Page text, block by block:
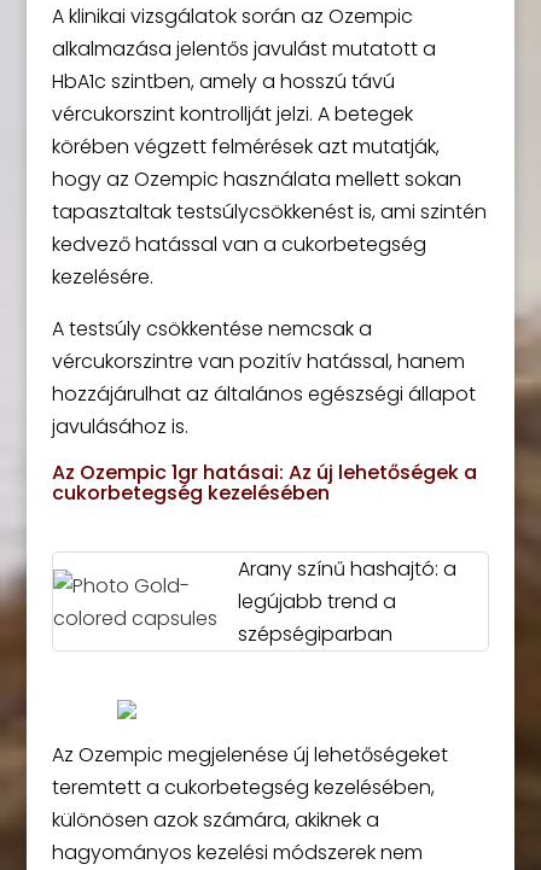
A klinikai vizsgálatok során az Ozempic
alkalmazása jelentős javulást mutatott a
HbA1c szintben, amely a hosszú távú
vércukorszint kontrollját jelzi. A betegek
körében végzett felmérések azt mutatják,
hogy az Ozempic használata mellett sokan
tapasztaltak testsúlycsökkenést is, ami szintén
kedvező hatással van a cukorbetegség
kezelésére.
A testsúly csökkentése nemcsak a
vércukorszintre van pozitív hatással, hanem
hozzájárulhat az általános egészségi állapot
javulásához is.
Az Ozempic 1gr hatásai: Az új lehetőségek a
cukorbetegség kezelésében
Arany színű hashajtó: a
legújabb trend a
szépségiparban
Az Ozempic megjelenése új lehetőségeket
teremtett a cukorbetegség kezelésében,
különösen azok számára, akiknek a
hagyományos kezelési módszerek nem